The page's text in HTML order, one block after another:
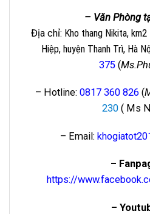
– Văn Phòng
Địa chỉ: Kho thang Nikita,
Hiệp, huyện Thanh Trì, Hà
375(
– Hotline: 0817 360 826 (
230( Ms
– Email:
–
https://
–